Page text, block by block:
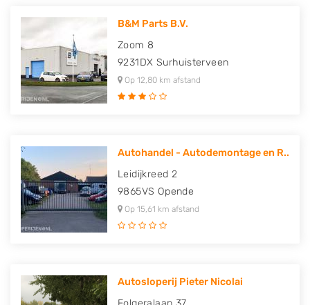
B&M Parts B.V.
Zoom 8
9231DX Surhuisterveen
Op 12,80 km afstand
Autohandel - Autodemontage en R..
Leidijkreed 2
9865VS Opende
Op 15,61 km afstand
Autosloperij Pieter Nicolai